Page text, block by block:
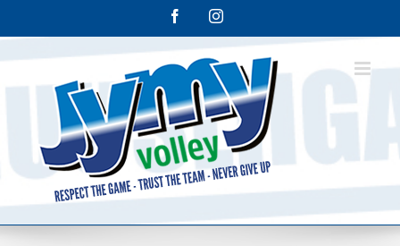
FacebookInstagram